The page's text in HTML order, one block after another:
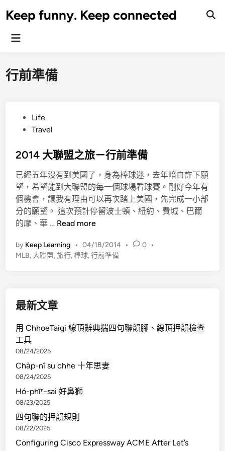
toKeep funny. Keep connected
Main
行前準備
t
d
i
n
Life
Travel
2014 大聯盟之旅－行前準備
已經五年沒有到美國了，身為棒球迷，去年暗自許下願
望，希望能到大聯盟的每一個球場看球賽。剛好今年有
個機會，讓我有理由可以再次踏上美國，先完成一小部
分的願望。 這次預計停留波士頓、紐約、費城、巴爾
的摩、華 … 2
1
4
之
－
準
Read more
by Keep Learning • 04/18/2014 • 0 •
MLB, 大聯盟,旅行,棒球,行前準備
最新文章
用 ChhoeTaigi 線頂辭典揣四句聯韻腳、線頂押韻檢查
工具
08/24/2025
Cha̍p-nî su chhe 十年思妻
08/24/2025
Hó-phīⁿ-sai 好鼻獅
08/23/2025
四句聯的押韻規則
08/22/2025
Configuring Cisco Expressway ACME After Let’s